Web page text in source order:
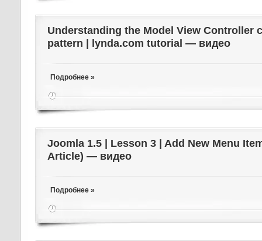
Understanding the Model View Controller
pattern | lynda.com tutorial — видео
Подробнее »
Joomla 1.5 | Lesson 3 | Add New Menu
Article) — видео
Подробнее »